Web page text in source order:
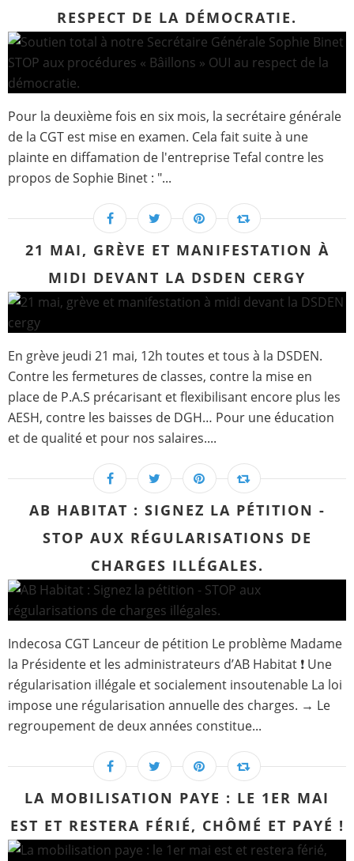
RESPECT DE LA DÉMOCRATIE.
Pour la deuxième fois en six mois, la secrétaire générale
de la CGT est mise en examen. Cela fait suite à une
plainte en diffamation de l'entreprise Tefal contre les
propos de Sophie Binet : "...
21 MAI, GRÈVE ET MANIFESTATION À
MIDI DEVANT LA DSDEN CERGY
En grève jeudi 21 mai, 12h toutes et tous à la DSDEN.
Contre les fermetures de classes, contre la mise en
place de P.A.S précarisant et flexibilisant encore plus les
AESH, contre les baisses de DGH… Pour une éducation
et de qualité et pour nos salaires....
AB HABITAT : SIGNEZ LA PÉTITION -
STOP AUX RÉGULARISATIONS DE
CHARGES ILLÉGALES.
Indecosa CGT Lanceur de pétition Le problème Madame
la Présidente et les administrateurs d’AB Habitat ❗ Une
régularisation illégale et socialement insoutenable La loi
impose une régularisation annuelle des charges. → Le
regroupement de deux années constitue...
LA MOBILISATION PAYE : LE 1ER MAI
EST ET RESTERA FÉRIÉ, CHÔMÉ ET PAYÉ !